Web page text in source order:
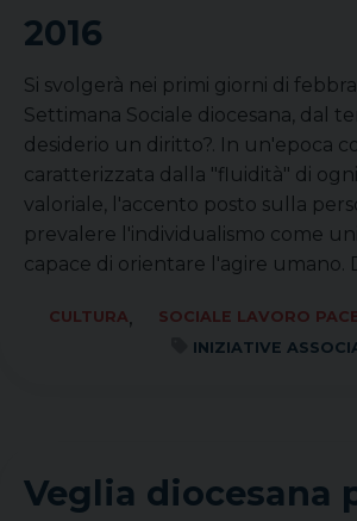
2016
Si svolgerà nei primi giorni di
Settimana Sociale diocesana, dal
desiderio un diritto?. In un'epoca
caratterizzata dalla "fluidità" di
valoriale, l'accento posto sulla
prevalere l'individualismo come
capace di orientare l'agire umano.
CULTURA,
SOCIALE LAVORO
INIZIATIVE
Veglia diocesana